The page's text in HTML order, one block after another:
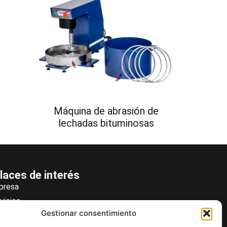
Gestionar consentimiento
Máquina de abrasión de
lechadas bituminosas
de interés